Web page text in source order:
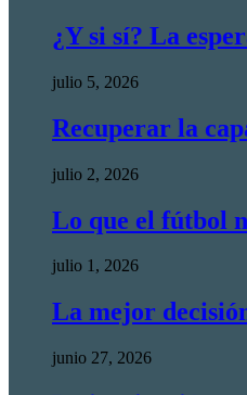
¿Y si sí? La
julio 5, 2026
Recuperar la
julio 2, 2026
Lo que el fútbol
julio 1, 2026
La mejor
junio 27, 2026